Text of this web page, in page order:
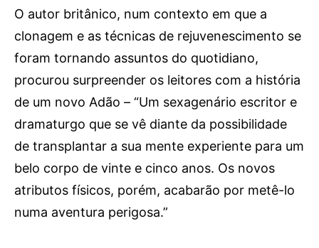
O autor britânico, num contexto em que a
clonagem e as técnicas de rejuvenescimento se
foram tornando assuntos do quotidiano,
procurou surpreender os leitores com a história
de um novo Adão – “Um sexagenário escritor e
dramaturgo que se vê diante da possibilidade
de transplantar a sua mente experiente para um
belo corpo de vinte e cinco anos. Os novos
atributos físicos, porém, acabarão por metê-lo
numa aventura perigosa.”